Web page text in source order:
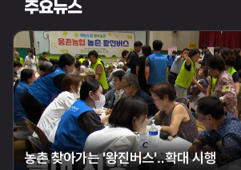
주요뉴스
농촌 찾아가는 '왕진버스'‥확대 시행